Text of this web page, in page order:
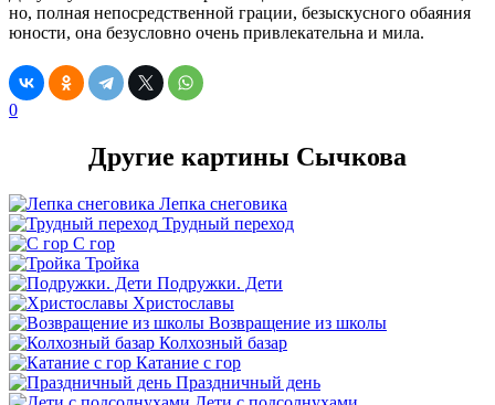
но, полная непосредственной грации, безыскусного обаяния
юности, она безусловно очень привлекательна и мила.
0
Другие картины Сычкова
Лепка снеговика
Трудный переход
С гор
Тройка
Подружки. Дети
Христославы
Возвращение из школы
Колхозный базар
Катание с гор
Праздничный день